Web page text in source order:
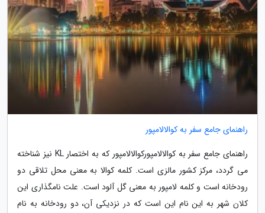
راهنمای جامع سفر به کوالالامپور
راهنمای جامع سفر به کوالالامپورکوالالامپور که به اختصار KL نیز شناخته
می گردد، مرکز کشور مالزی است. کلمه کوالا به معنی محل تلاقی دو
رودخانه است و کلمه لامپور به معنی گل آلود است. علت نامگذاری این
کلان شهر به این نام این است که در نزدیکی آن، دو رودخانه به نام